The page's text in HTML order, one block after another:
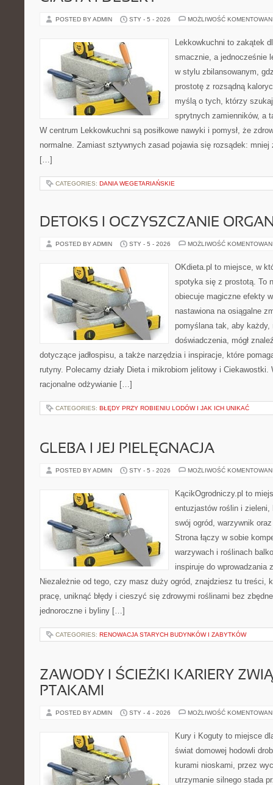
POSTED BY ADMIN STY - 5 - 2026 MOŻLIWOŚĆ
Lekkowkuchni to zakątek
smacznie, a jednocześnie
w stylu zbilansowanym,
prostotę z rozsądną
myślą o tych, którzy
sprytnych zamienników, a
W centrum Lekkowkuchni są posiłkowe nawyki i pomysł, że
normalne. Zamiast sztywnych zasad pojawia się rozsądek: mniej
[…]
CATEGORIES: DANIA WEGETARIAŃSKIE
DETOKS I OCZYSZCZANIE
POSTED BY ADMIN STY - 5 - 2026 MOŻLIWOŚĆ
OKdieta.pl to miejsce, w
spotyka się z prostotą. To
obiecuje magiczne efekty
nastawiona na osiągalne
pomyślana tak, aby każdy,
doświadczenia, mógł
dotyczące jadłospisu, a także narzędzia i inspiracje, które
rutyny. Polecamy działy Dieta i mikrobiom jelitowy i
racjonalne odżywianie […]
CATEGORIES: BŁĘDY PRZY ROBIENIU LODÓW I JAK ICH UNIKAĆ
GLEBA I JEJ PIELĘGNACJA
POSTED BY ADMIN STY - 5 - 2026 MOŻLIWOŚĆ
KącikOgrodniczy.pl to
entuzjastów roślin i
swój ogród, warzywnik
Strona łączy w sobie
warzywach i roślinach
inspiruje do wprowadzania
Niezależnie od tego, czy masz duży ogród, znajdziesz tu treści,
pracę, uniknąć błędy i cieszyć się zdrowymi roślinami bez
jednoroczne i byliny […]
CATEGORIES: RENOWACJA STARYCH BUDYNKÓW I ZABYTKÓW
ZAWODY I ŚCIEŻKI KARIERY
PTAKAMI
POSTED BY ADMIN STY - 4 - 2026 MOŻLIWOŚĆ
Kury i Koguty to miejsce
świat domowej hodowli
kurami nioskami, przez
utrzymanie silnego stada